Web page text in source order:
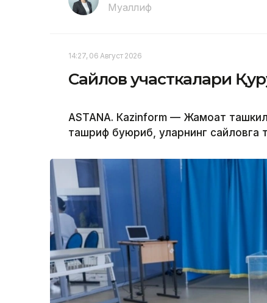
Муаллиф
14:27, 06 Август 2026
Сайлов участкалари
ASTANА. Кazinform — Жамоат
ташриф буюриб, уларнинг сайловга